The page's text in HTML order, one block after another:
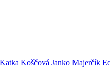
Katka Koščová Janko Majerčík